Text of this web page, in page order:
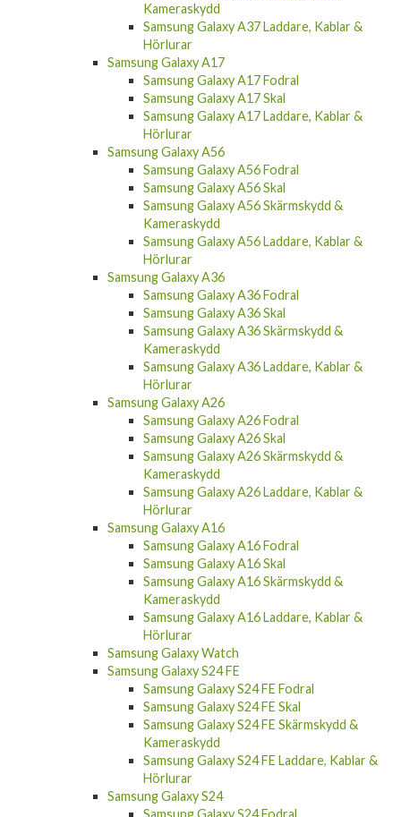
Kameraskydd
Samsung Galaxy A37 Laddare, Kablar &
Hörlurar
Samsung Galaxy A17
Samsung Galaxy A17 Fodral
Samsung Galaxy A17 Skal
Samsung Galaxy A17 Laddare, Kablar &
Hörlurar
Samsung Galaxy A56
Samsung Galaxy A56 Fodral
Samsung Galaxy A56 Skal
Samsung Galaxy A56 Skärmskydd &
Kameraskydd
Samsung Galaxy A56 Laddare, Kablar &
Hörlurar
Samsung Galaxy A36
Samsung Galaxy A36 Fodral
Samsung Galaxy A36 Skal
Samsung Galaxy A36 Skärmskydd &
Kameraskydd
Samsung Galaxy A36 Laddare, Kablar &
Hörlurar
Samsung Galaxy A26
Samsung Galaxy A26 Fodral
Samsung Galaxy A26 Skal
Samsung Galaxy A26 Skärmskydd &
Kameraskydd
Samsung Galaxy A26 Laddare, Kablar &
Hörlurar
Samsung Galaxy A16
Samsung Galaxy A16 Fodral
Samsung Galaxy A16 Skal
Samsung Galaxy A16 Skärmskydd &
Kameraskydd
Samsung Galaxy A16 Laddare, Kablar &
Hörlurar
Samsung Galaxy Watch
Samsung Galaxy S24 FE
Samsung Galaxy S24 FE Fodral
Samsung Galaxy S24 FE Skal
Samsung Galaxy S24 FE Skärmskydd &
Kameraskydd
Samsung Galaxy S24 FE Laddare, Kablar &
Hörlurar
Samsung Galaxy S24